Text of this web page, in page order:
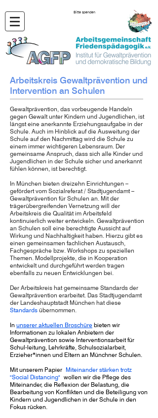
Bitte spenden
Arbeitskreis Gewaltprävention und
Intervention an Schulen
Gewaltprävention, das vorbeugende Handeln
gegen Gewalt unter Kindern und Jugendlichen, ist
längst eine anerkannte Erziehungsaufgabe in der
Schule. Auch im Hinblick auf die Ausweitung der
Schule auf den Nachmittag wird die Schule zu
einem immer wichtigeren Lebensraum. Der
gemeinsame Anspruch, dass sich alle Kinder und
Jugendlichen in der Schule sicher und anerkannt
fühlen können, ist berechtigt.
In München bieten dreizehn Einrichtungen –
gefördert vom Sozialreferat / Stadtjugendamt –
Gewaltprävention für Schulen an. Mit der
trägerübergreifenden Vernetzung will der
Arbeitskreis die Qualität im Arbeitsfeld
kontinuierlich weiter entwickeln. Gewaltprävention
an Schulen soll eine berechtigte Aussicht auf
Wirkung und Nachhaltigkeit haben. Hierzu gibt es
einen gemeinsamen fachlichen Austausch,
Fachgespräche bzw. Workshops zu speziellen
Themen. Modellprojekte, die in Kooperation
entwickelt und durchgeführt werden tragen
ebenfalls zu neuen Entwicklungen bei.
Der Arbeitskreis hat gemeinsame Standards der
Gewaltprävention erarbeitet. Das Stadtjugendamt
der Landeshauptstadt München hat diese
Standards übernommen.
In unserer aktuellen Broschüre bieten wir
Informationen zu lokalen Anbietern der
Gewaltprävention sowie Interventionsarbeit für
Schul-leitung, Lehrkräfte, Schulsozialarbeit,
Erzieher*innen und Eltern an Münchner Schulen.
Mit unserem Papier Miteinander stärken trotz
"Social Distancing" wollen wir die Pflege des
Miteinander, die Reflexion der Belastung, die
Bearbeitung von Konflikten und die Beteiligung von
Kindern und Jugendlichen in der Schule in den
Fokus rücken.